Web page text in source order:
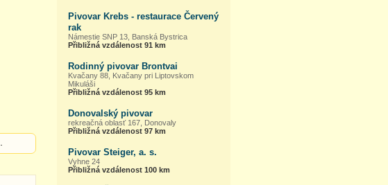
Pivovar Krebs - restaurace Červený
rak
Námestie SNP 13, Banská Bystrica
Přibližná vzdálenost 91 km
Rodinný pivovar Brontvai
Kvačany 88, Kvačany pri Liptovskom
Mikuláši
Přibližná vzdálenost 95 km
Donovalský pivovar
rekreačná oblasť 167, Donovaly
Přibližná vzdálenost 97 km
Pivovar Steiger, a. s.
Vyhne 24
Přibližná vzdálenost 100 km